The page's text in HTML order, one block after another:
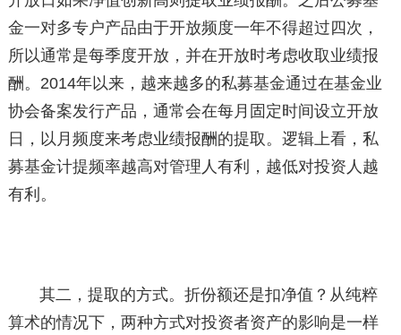
金一对多专户产品由于开放频度一年不得超过四次，
所以通常是每季度开放，并在开放时考虑收取业绩报
酬。2014年以来，越来越多的私募基金通过在基金业
协会备案发行产品，通常会在每月固定时间设立开放
日，以月频度来考虑业绩报酬的提取。逻辑上看，私
募基金计提频率越高对管理人有利，越低对投资人越
有利。
其二，提取的方式。折份额还是扣净值？从纯粹
算术的情况下，两种方式对投资者资产的影响是一样